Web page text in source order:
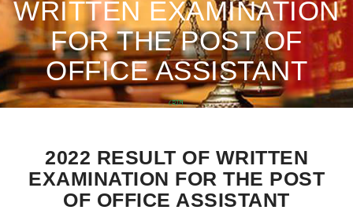
WRITTEN EXAMINATION
FOR THE POST OF
OFFICE ASSISTANT
হোম
2022 RESULT OF WRITTEN
EXAMINATION FOR THE POST
OF OFFICE ASSISTANT